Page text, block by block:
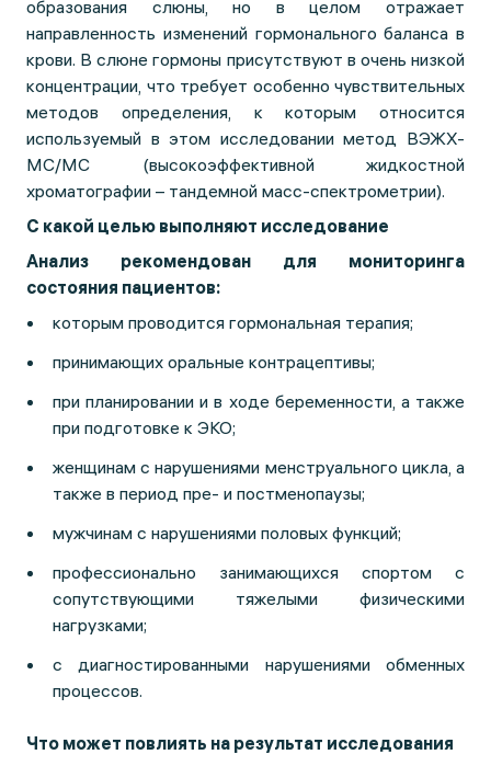
образования слюны, но в целом отражает
направленность изменений гормонального баланса в
крови. В слюне гормоны присутствуют в очень низкой
концентрации, что требует особенно чувствительных
методов определения, к которым относится
используемый в этом исследовании метод ВЭЖХ-
МС/МС (высокоэффективной жидкостной
хроматографии – тандемной масс-спектрометрии).
С какой целью выполняют исследование
Анализ рекомендован для мониторинга
состояния пациентов:
которым проводится гормональная терапия;
принимающих оральные контрацептивы;
при планировании и в ходе беременности, а также
при подготовке к ЭКО;
женщинам с нарушениями менструального цикла, а
также в период пре- и постменопаузы;
мужчинам с нарушениями половых функций;
профессионально занимающихся спортом с
сопутствующими тяжелыми физическими
нагрузками;
с диагностированными нарушениями обменных
процессов.
Что может повлиять на результат исследования